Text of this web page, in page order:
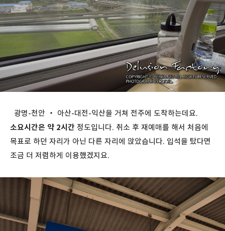
광명-천안 ・ 아산-대전-익산을 거쳐 전주에 도착하는데요.
소요시간은 약 2시간 정도입니다. 취소 후 재예매를 해서 처음에
목표로 하던 자리가 아닌 다른 자리에 앉았습니다. 입석을 탔다면
조금 더 저렴하게 이용했겠지요.